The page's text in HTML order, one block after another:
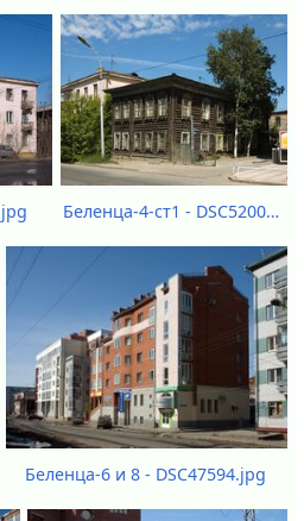
Беленца-4-ст1 - DSC52005.jpg
Беленца-6 и 8 - DSC47594.jpg